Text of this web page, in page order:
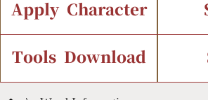
Introduction
Chinese Code Status
IDS Query
Components Query
Apply Character
Application Process
Font Instant Display
Tools Download